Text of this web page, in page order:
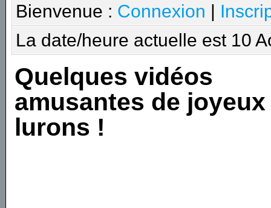
Bienvenue : Connexion |
La date/heure actuelle est 10
Quelques vidéos
amusantes de joyeux
lurons !